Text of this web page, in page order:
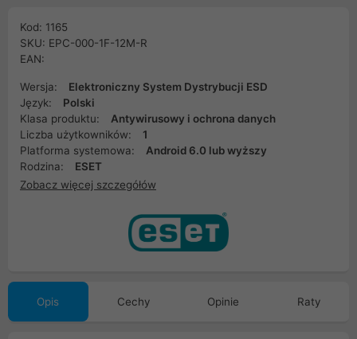
Kod: 1165
SKU: EPC-000-1F-12M-R
EAN:
Wersja:
Elektroniczny System Dystrybucji ESD
Język:
Polski
Klasa produktu:
Antywirusowy i ochrona danych
Liczba użytkowników:
1
Platforma systemowa:
Android 6.0 lub wyższy
Rodzina:
ESET
Zobacz więcej szczegółów
Opis Cechy Opinie Raty